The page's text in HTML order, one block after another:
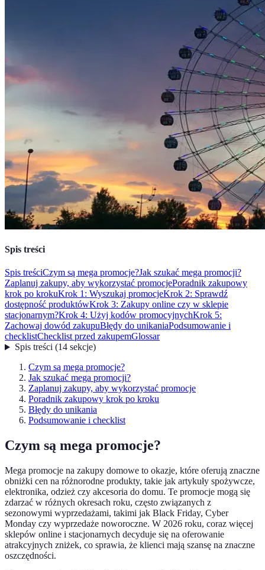
Spis treści
Spis treściCzym są mega promocje?Jak szukać mega promocji?
Zaplanuj zakupy, aby wykorzystać promocjePoradnik zakupowy
krok po krokuKrok 1: Wyszukaj promocjeKrok 2: Sprawdź
dostępność produktówKrok 3: Zakupy online czy w sklepie
stacjonarnym?Krok 4: Użyj kodów promocyjnychKrok 5:
Zachowaj dowód zakupuBłędy do unikaniaPodsumowanie i
checklistChecklist przed zakupemGlossar
Spis treści(14 sekcje)
Czym są mega promocje?
Jak szukać mega promocji?
Zaplanuj zakupy, aby wykorzystać promocje
Poradnik zakupowy krok po kroku
Błędy do unikania
Podsumowanie i checklist
Czym są mega promocje?
Mega promocje na zakupy domowe to okazje, które oferują znaczne
obniżki cen na różnorodne produkty, takie jak artykuły spożywcze,
elektronika, odzież czy akcesoria do domu. Te promocje mogą się
zdarzać w różnych okresach roku, często związanych z
sezonowymi wyprzedażami, takimi jak Black Friday, Cyber
Monday czy wyprzedaże noworoczne. W 2026 roku, coraz więcej
sklepów online i stacjonarnych decyduje się na oferowanie
atrakcyjnych zniżek, co sprawia, że klienci mają szansę na znaczne
oszczędności.